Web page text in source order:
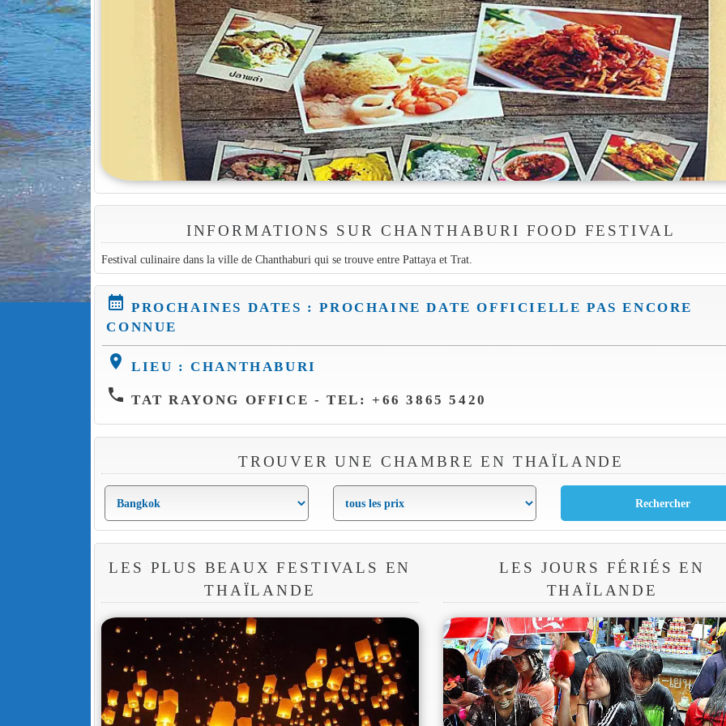
INFORMATIONS SUR CHANTHABURI FOOD FESTIVAL
Festival culinaire dans la ville de Chanthaburi qui se trouve entre Pattaya et Trat.
calendar_month PROCHAINES DATES : PROCHAINE DATE OFFICIELLE PAS ENCORE
CONNUE
location_on LIEU : CHANTHABURI
phone TAT RAYONG OFFICE - TEL: +66 3865 5420
TROUVER UNE CHAMBRE EN THAÏLANDE
LES PLUS BEAUX FESTIVALS EN
THAÏLANDE
LES JOURS FÉRIÉS EN
THAÏLANDE